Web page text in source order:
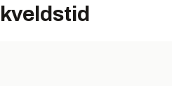
kveldstid